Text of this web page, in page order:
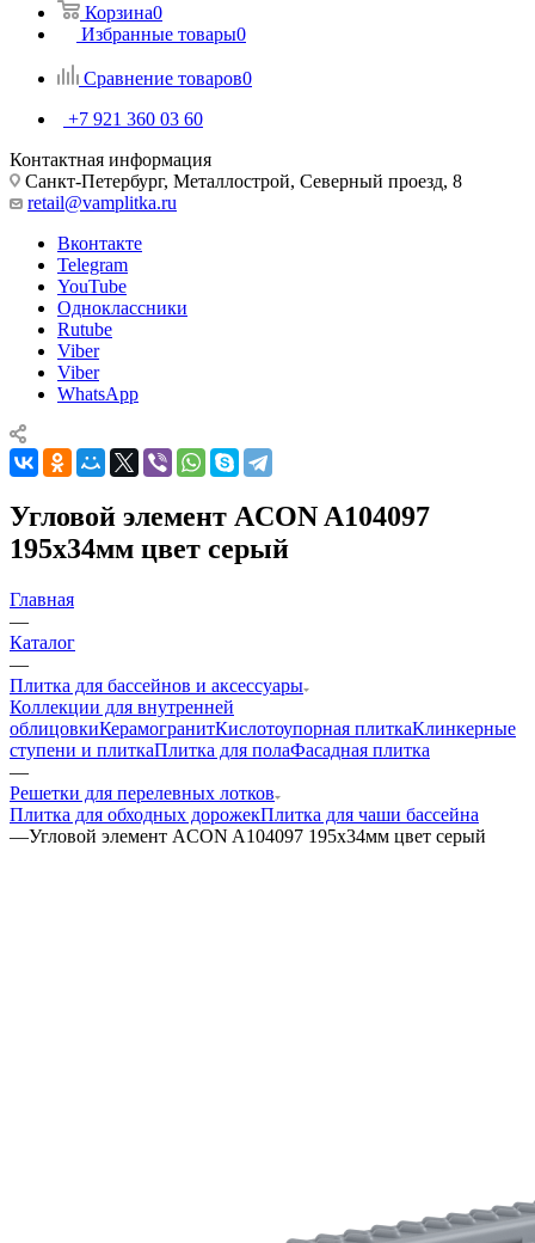
Корзина0
Избранные товары0
Сравнение товаров0
+7 921 360 03 60
Контактная информация
Санкт-Петербург, Металлострой, Северный проезд, 8
retail@vamplitka.ru
Вконтакте
Telegram
YouTube
Одноклассники
Rutube
Viber
Viber
WhatsApp
Угловой элемент ACON A104097
195x34мм цвет серый
Главная
—
Каталог
—
Плитка для бассейнов и аксессуары
Коллекции для внутренней
облицовкиКерамогранитКислотоупорная плиткаКлинкерные
ступени и плиткаПлитка для полаФасадная плитка
—
Решетки для перелевных лотков
Плитка для обходных дорожекПлитка для чаши бассейна
—Угловой элемент ACON A104097 195x34мм цвет серый